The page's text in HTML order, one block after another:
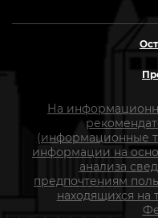
На
(информационные
информации на
анализа
предпочтениям
находящихся на